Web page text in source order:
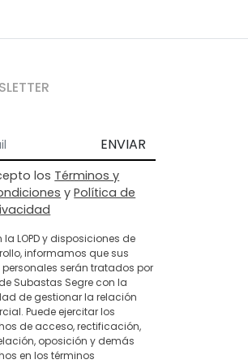
ENVIAR
los Términos y
yPolítica de
la LOPD y disposiciones de
informamos que sus
serán tratados por
Subastas Segre con la
de gestionar la relación
Puede ejercitar los
de acceso, rectificación,
oposición y demás
en los términos